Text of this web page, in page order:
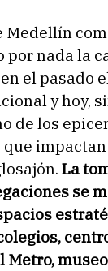
Medellín
por nada la
el pasado
y hoy,
de los
La
se
Metro,